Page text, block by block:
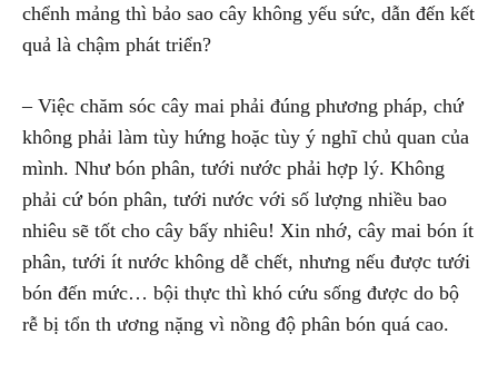
chểnh mảng thì bảo sao cây không yếu sức, dẫn đến kết
quả là chậm phát triển?
– Việc chăm sóc cây mai phải đúng phương pháp, chứ
không phải làm tùy hứng hoặc tùy ý nghĩ chủ quan của
mình. Như bón phân, tưới nước phải hợp lý. Không
phải cứ bón phân, tưới nước với số lượng nhiều bao
nhiêu sẽ tốt cho cây bấy nhiêu! Xin nhớ, cây mai bón ít
phân, tưới ít nước không dễ chết, nhưng nếu được tưới
bón đến mức… bội thực thì khó cứu sống được do bộ
rễ bị tổn th ương nặng vì nồng độ phân bón quá cao.